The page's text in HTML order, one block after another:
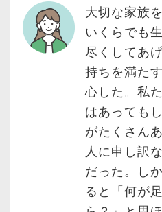
大切な家族
いくらでも
尽くしてあ
持ちを満た
心した。私
はあっても
がたくさん
人に申し訳
だった。し
ると「何が